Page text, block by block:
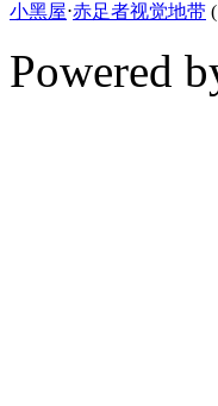
小黑屋⋅赤足者视觉地带 (
Powered